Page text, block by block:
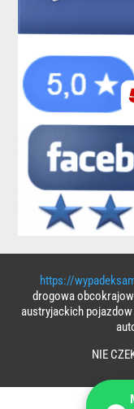
https://
drogowa
austryjackich
NIE